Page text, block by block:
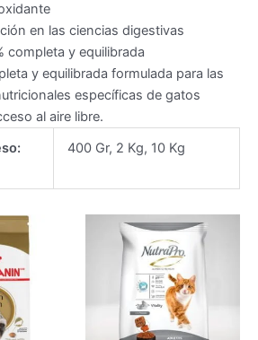
en las ciencias digestivas
completa y equilibrada
y equilibrada formulada para las
específicas de gatos
al aire libre.
400 Gr, 2 Kg, 10 Kg